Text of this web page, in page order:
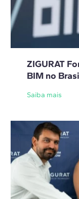
ZIGURAT
BIM no
Saiba mais